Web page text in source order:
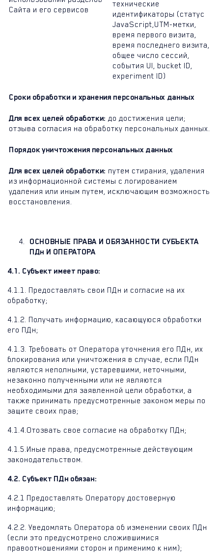
Сайта и его сервисов
технические
идентификаторы (статус
JavaScript,UTM-метки,
время первого визита,
время последнего визита,
общее число сессий,
события UI, bucket ID,
experiment ID)
Сроки обработки и хранения персональных данных
Для всех целей обработки: до достижения цели;
отзыва согласия на обработку персональных данных.
Порядок уничтожения персональных данных
Для всех целей обработки: путем стирания, удаления
из информационной системы с логированием
удаления или иным путем, исключающим возможность
восстановления.
ОСНОВНЫЕ ПРАВА И ОБЯЗАННОСТИ СУБЪЕКТА
ПДн И ОПЕРАТОРА
4.1. Субъект имеет право:
4.1.1. Предоставлять свои ПДн и согласие на их
обработку;
4.1.2. Получать информацию, касающуюся обработки
его ПДн;
4.1.3. Требовать от Оператора уточнения его ПДн, их
блокирования или уничтожения в случае, если ПДн
являются неполными, устаревшими, неточными,
незаконно полученными или не являются
необходимыми для заявленной цели обработки, а
также принимать предусмотренные законом меры по
защите своих прав;
4.1.4.Отозвать свое согласие на обработку ПДн;
4.1.5. Иные права, предусмотренные действующим
законодательством.
4.2. Субъект ПДн обязан:
4.2.1 Предоставлять Оператору достоверную
информацию;
4.2.2. Уведомлять Оператора об изменении своих ПДн
(если это предусмотрено сложившимися
правоотношениями сторон и применимо к ним);